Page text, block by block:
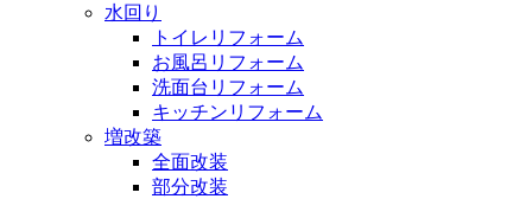
水回り
トイレリフォーム
お風呂リフォーム
洗面台リフォーム
キッチンリフォーム
増改築
全面改装
部分改装